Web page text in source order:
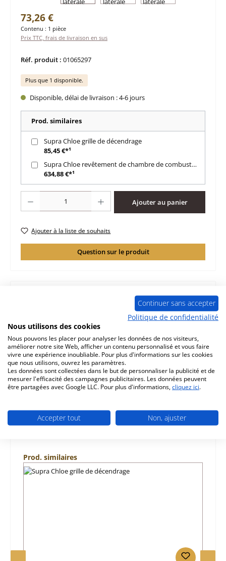
Prix régulier :
73,26 €
Contenu : 1 pièce
Prix TTC, frais de livraison en sus
Réf. produit : 01065297
Plus que 1 disponible.
Disponible, délai de livraison : 4-6 jours
Prod. similaires
Supra Chloe grille de décendrage
85,45 €*¹
Supra Chloe revêtement de chambre de combustion A
634,88 €*¹
Ajouter au panier
Ajouter à la liste de souhaits
Question sur le produit
d‘origine pierre latérale droit avant bas A pour le poêle
Supra Chloe convient aux modèles jusqu'à l'année de
construction…Plus
Caractéristiques
Informations sur la sécurité du produit
Ignorer la galerie de produits
Prod. similaires
Continuer sans accepter
Politique de confidentialité
Nous utilisons des cookies
Nous pouvons les placer pour analyser les données de nos visiteurs,
améliorer notre site Web, afficher un contenu personnalisé et vous faire
vivre une expérience inoubliable. Pour plus d'informations sur les cookies
que nous utilisons, ouvrez les paramètres.
Les données sont collectées dans le but de personnaliser la publicité et de
mesurer l'efficacité des campagnes publicitaires. Les données peuvent
être partagées avec Google LLC. Pour plus d'informations, cliquez ici.
Accepter tout Non, ajuster